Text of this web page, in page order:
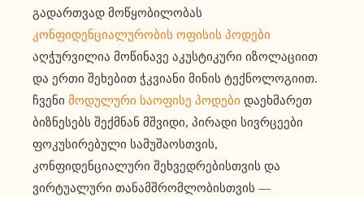
გადართვად მოწყობილობას
კონფიდენციალურობის ოფისის პოდები
აღჭურვილია მოწინავე აკუსტიკური იზოლაციით
და ერთი შეხებით ჭკვიანი მინის ტექნოლოგიით.
ჩვენი მოდულური საოფისე პოდები დაეხმარეთ
ბიზნესებს შექმნან მშვიდი, პირადი სივრცეები
ფოკუსირებული სამუშაოსთვის,
კონფიდენციალური შეხვედრებისთვის და
ვირტუალური თანამშრომლობისთვის —